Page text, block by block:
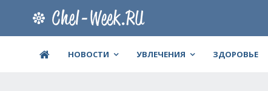
НОВОСТИ УВЛЕЧЕНИЯ ЗДОРОВЬЕ